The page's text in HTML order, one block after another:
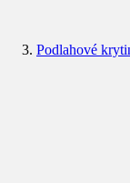
Podlahové